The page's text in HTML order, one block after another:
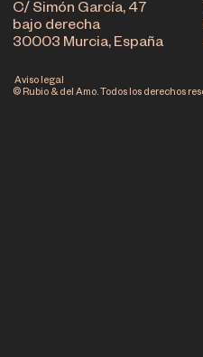
C/ Simón García, 47
bajo derecha
30003 Murcia, España
© Rubio & del Amo. Todos los derechos
Aviso legal